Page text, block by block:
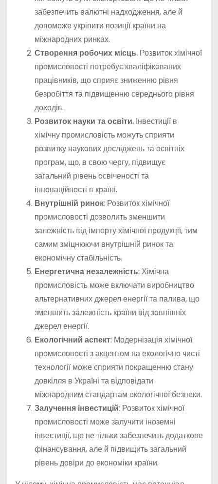
забезпечить валютні надходження, але й
допоможе укріпити позиції країни на
міжнародних ринках.
Створення робочих місць. Розвиток хімічної
промисловості потребує кваліфікованих
працівників, що сприяє зниженню рівня
безробіття та підвищенню середнього рівня
доходів.
Розвиток науки та освіти. Інвестиції в
хімічну промисловість можуть сприяти
розвитку наукових досліджень та освітніх
програм, що, в свою чергу, підвищує
загальний рівень освіченості та
інноваційності в країні.
Внутрішній ринок: Розвиток хімічної
промисловості дозволить зменшити
залежність від імпорту хімічної продукції, тим
самим зміцнюючи внутрішній ринок та
економічну стабільність.
Енергетична незалежність: Хімічна
промисловість може включати виробництво
альтернативних джерел енергії та палива, що
зменшить залежність країни від зовнішніх
джерел енергії.
Екологічний аспект: Модернізація хімічної
промисловості з акцентом на екологічно чисті
технології може сприяти покращенню стану
довкілля в Україні та відповідати
міжнародним стандартам екологічної безпеки.
Залучення інвестицій: Розвиток хімічної
промисловості може залучити іноземні
інвестиції, що не тільки забезпечить додаткове
фінансування, але й підвищить загальний
рівень довіри до економіки країни.